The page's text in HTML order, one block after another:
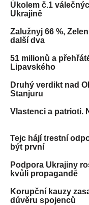
Úkolem č.1
Ukrajině
Zalužnyj 66 %,
další dva
51 milionů a
Lipavského
Druhý verdikt nad
Stanjuru
Vlastenci a patrioti.
Tejc hájí trestní
být první
Podpora Ukrajiny
kvůli propagandě
Korupční kauzy
důvěru spojenců